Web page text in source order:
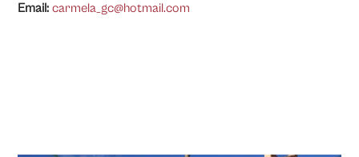
Email: carmela_gc@hotmail.com